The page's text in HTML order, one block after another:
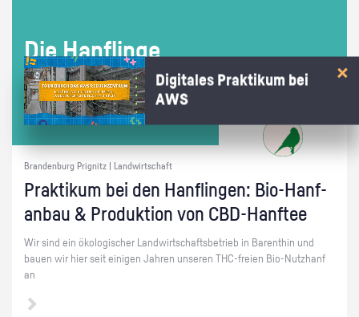
Die Han­f­lin­ge
Brandenburg Prignitz | Landwirtschaft
Prak­ti­kum bei den Han­f­lin­gen: Bio-Hanf­
an­bau & Pro­duk­ti­on von CBD-Hanf­tee
Wir sind ein öko­lo­gi­scher Land­wirt­schafts­be­trieb in Ba­rent­hin und
bauen wir hier seit ei­ni­gen Jah­ren un­se­ren THC-frei­en Bio-Nutz­h­anf
an
Digitales Praktikum bei
AWS